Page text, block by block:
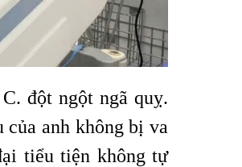
đột ngột ngã quỵ.
anh không bị va
tiểu tiện không tự